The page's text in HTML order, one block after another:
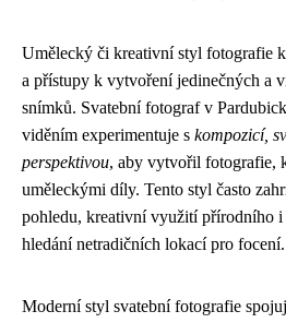
Umělecký či kreativní styl fotografie
a přístupy k vytvoření jedinečných a
snímků. Svatební fotograf v
viděním experimentuje s kompozicí,
perspektivou, aby vytvořil fotografie,
uměleckými díly. Tento styl často
pohledu, kreativní využití přírodního i
hledání netradičních lokací pro focení.
Moderní styl svatební fotografie